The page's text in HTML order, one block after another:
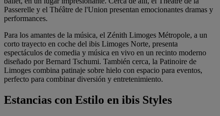
Passerelle y el Théâtre de l'Union presentan emocionantes dramas y
performances.
Para los amantes de la música, el Zénith Limoges Métropole, a un
corto trayecto en coche del ibis Limoges Norte, presenta
espectáculos de comedia y música en vivo en un recinto moderno
diseñado por Bernard Tschumi. También cerca, la Patinoire de
Limoges combina patinaje sobre hielo con espacio para eventos,
perfecto para combinar diversión y entretenimiento.
Estancias con Estilo en ibis Styles